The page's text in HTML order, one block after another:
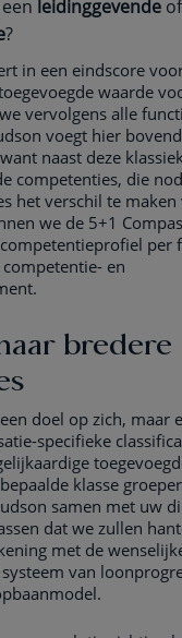
leidinggevende
?
in een eindscore
waarde
vervolgens alle
voegt hier
naast deze
competenties, die
het verschil te
we de 5+1
per
en
bredere
doel op zich, maar
specifieke
klasse
samen met uw
dat we zullen
met de
van